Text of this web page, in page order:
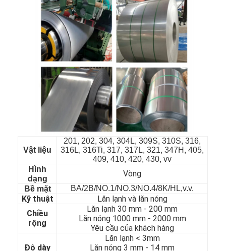
Nhà
Sản phẩm
Vật liệu
201, 202, 304, 304L, 309S, 310S, 316,
316L, 316Ti, 317, 317L, 321, 347H, 405,
409, 410, 420, 430, vv
Hình
dạng
Vòng
Bề mặt BA/2B/NO.1/NO.3/NO.4/8K/HL,v.v.
Kỹ thuật
Lăn lạnh và lăn nóng
Chiều
rộng
Lăn lạnh 30 mm - 200 mm
Lăn nóng 1000 mm - 2000 mm
Yêu cầu của khách hàng
Độ dày
Lăn lạnh < 3mm
Lăn nóng 3 mm - 14 mm